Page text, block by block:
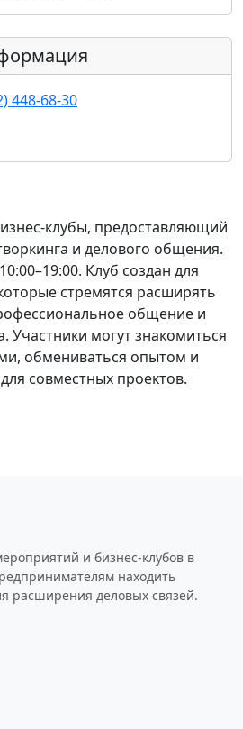
448-68-30
клубы, предоставляющий
и делового общения.
Клуб создан для
стремятся расширять
общение и
Участники могут знакомиться
обмениваться опытом и
совместных проектов.
и бизнес-клубов в
находить
расширения деловых связей.